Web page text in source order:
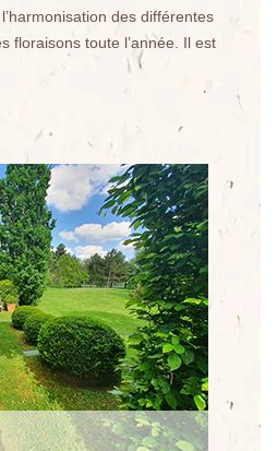
des différentes
floraisons toute l’année. Il est